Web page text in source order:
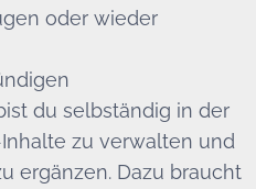
oder wieder
du selbständig in der
zu verwalten und
ergänzen. Dazu braucht